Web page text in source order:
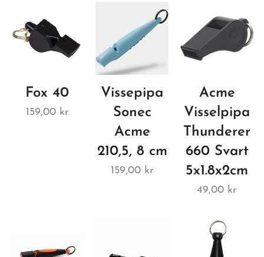
Fox 40
159,00kr
Vissepipa
Sonec
Acme
210,5, 8 cm
159,00kr
Acme
Visselpipa
Thunderer
660 Svart
5x1.8x2cm
49,00 kr